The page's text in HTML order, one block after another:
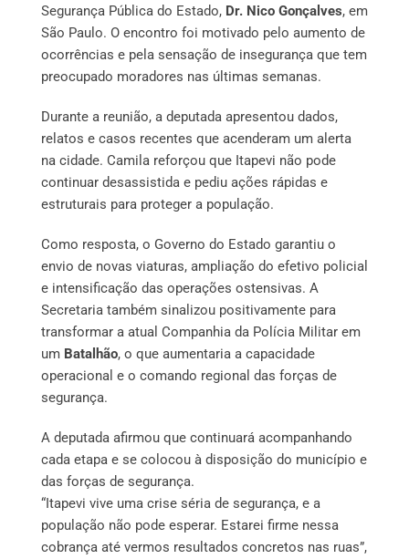
Segurança Pública do Estado, Dr. Nico Gonçalves, em
São Paulo. O encontro foi motivado pelo aumento de
ocorrências e pela sensação de insegurança que tem
preocupado moradores nas últimas semanas.
Durante a reunião, a deputada apresentou dados,
relatos e casos recentes que acenderam um alerta
na cidade. Camila reforçou que Itapevi não pode
continuar desassistida e pediu ações rápidas e
estruturais para proteger a população.
Como resposta, o Governo do Estado garantiu o
envio de novas viaturas, ampliação do efetivo policial
e intensificação das operações ostensivas. A
Secretaria também sinalizou positivamente para
transformar a atual Companhia da Polícia Militar em
um Batalhão, o que aumentaria a capacidade
operacional e o comando regional das forças de
segurança.
A deputada afirmou que continuará acompanhando
cada etapa e se colocou à disposição do município e
das forças de segurança.
“Itapevi vive uma crise séria de segurança, e a
população não pode esperar. Estarei firme nessa
cobrança até vermos resultados concretos nas ruas”,